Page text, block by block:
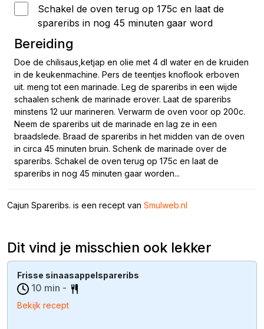
Schakel de oven terug op 175c en laat de
spareribs in nog 45 minuten gaar word
Bereiding
Doe de chilisaus,ketjap en olie met 4 dl water en de kruiden
in de keukenmachine. Pers de teentjes knoflook erboven
uit. meng tot een marinade. Leg de spareribs in een wijde
schaalen schenk de marinade erover. Laat de spareribs
minstens 12 uur marineren. Verwarm de oven voor op 200c.
Neem de spareribs uit de marinade en lag ze in een
braadslede. Braad de spareribs in het midden van de oven
in circa 45 minuten bruin. Schenk de marinade over de
spareribs. Schakel de oven terug op 175c en laat de
spareribs in nog 45 minuten gaar worden...
Cajun Spareribs. is een recept van Smulweb.nl
Dit vind je misschien ook lekker
Frisse sinaasappelspareribs
10 min -
Bekijk recept